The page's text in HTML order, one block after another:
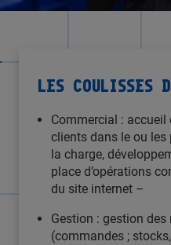
LES COULISSES
Commercial :
clients dans le ou
la charge,
place d’opérations
du site internet –
Gestion : gestion
(commandes ;